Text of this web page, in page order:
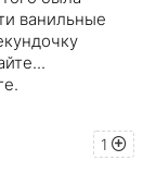
ванильные
1